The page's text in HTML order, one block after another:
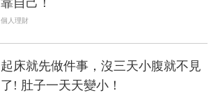
靠自己！
個人理財
起床就先做件事，沒三天小腹就不見
了! 肚子一天天變小！